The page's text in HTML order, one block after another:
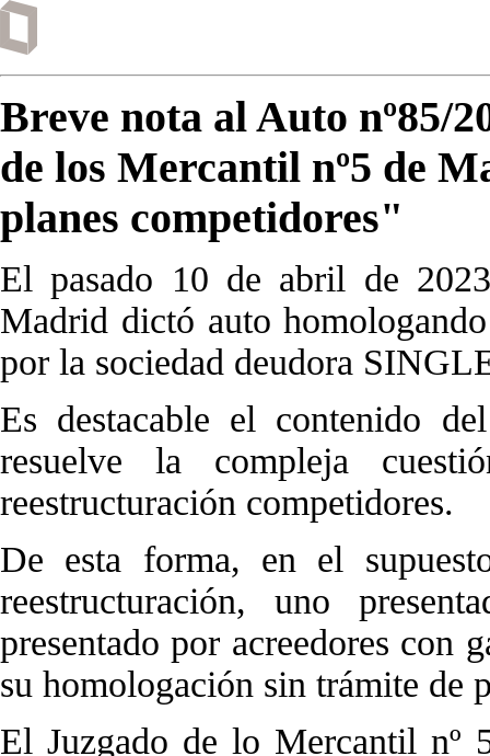
Breve nota al Auto nº85/
de los Mercantil nº5 de
planes competidores"
El pasado 10 de abril de
Madrid dictó auto
por la sociedad deudora
Es destacable el contenido
resuelve la compleja
reestructuración competidores.
De esta forma, en el
reestructuración, uno
presentado por acreedores con
su homologación sin trámite de
El Juzgado de lo Mercantil nº